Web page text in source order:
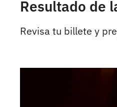
Resultado de
Revisa tu billete y